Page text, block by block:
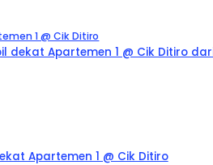
1 @ Cik Ditiro
dekat Apartemen 1 @ Cik Ditiro
Apartemen 1 @ Cik Ditiro